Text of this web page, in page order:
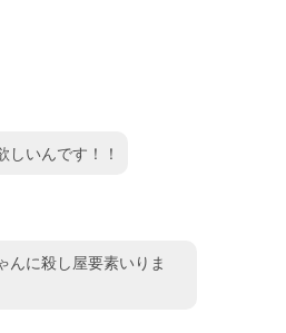
いんです！！
んに殺し屋要素いりま